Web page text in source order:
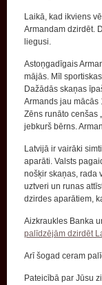
Laikā, kad ikviens
Armandam dzirdēt.
liegusi.
Astoņgadīgais
mājās. Mīl
Dažādās skaņas
Armands jau mācās
Zēns runāto cenšas
jebkurš bērns.
Latvijā ir vairāki
aparāti. Valsts
nošķir skaņas, rada
uztveri un runas
dzirdes aparātiem,
Aizkraukles Banka
palīdzējām dzirdēt
Arī šogad ceram
Pateicībā par Jūsu